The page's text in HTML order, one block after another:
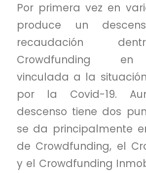
Por primera vez en
produce un
recaudación
Crowdfunding en
vinculada a la
por la Covid-19.
descenso tiene dos
se da principalmente
de Crowdfunding, el
y el Crowdfunding